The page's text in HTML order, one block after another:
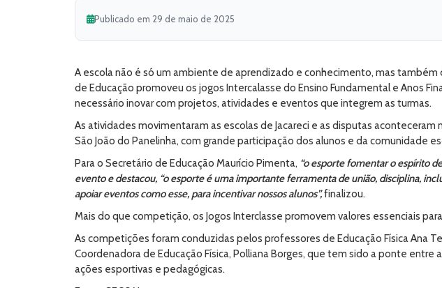
Publicado em 29 de maio de 2025
A escola não é só um ambiente de aprendizado e conhecimento, mas
de Educação promoveu os jogos Intercalasse do Ensino Fundamental e Anos
necessário inovar com projetos, atividades e eventos que integrem as turmas.
As atividades movimentaram as escolas de Jacareci e as disputas aconteceram
São João do Panelinha, com grande participação dos alunos e da comunidade
Para o Secretário de Educação Maurício Pimenta, “o esporte fomentar o espírito
evento e destacou, “o esporte é uma importante ferramenta de união, disciplina,
apoiar eventos como esse, para incentivar nossos alunos”,finalizou.
Mais do que competição, os Jogos Interclasse promovem valores essenciais
As competições foram conduzidas pelos professores de Educação Física Ana
Coordenadora de Educação Física, Polliana Borges, que tem sido a ponte
ações esportivas e pedagógicas.